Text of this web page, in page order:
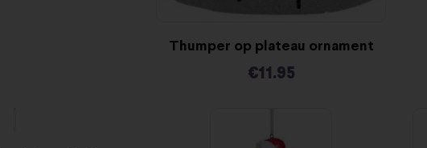
Thumper op plateau ornament
€11.95